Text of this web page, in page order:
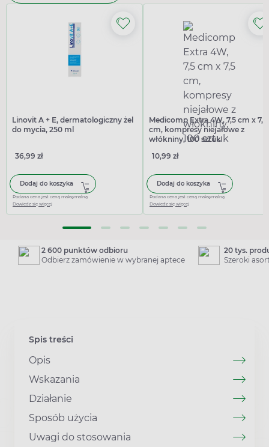
Linovit A + E, dermatologiczny żel
do mycia, 250 ml
36,99 zł
Dodaj do koszyka
Podana cena jest ceną maksymalną
Dowiedz się więcej
Medicomp Extra 4W, 7,5 cm x 7,5
cm, kompresy niejałowe z
włókniny, 100 sztuk
10,99 zł
Dodaj do koszyka
Podana cena jest ceną maksymalną
Dowiedz się więcej
2 600 punktów odbioru
Odbierz zamówienie w wybranej aptece
20 tys.
Szeroki
Spis treści
Opis
Wskazania
Działanie
Sposób użycia
Uwagi do stosowania